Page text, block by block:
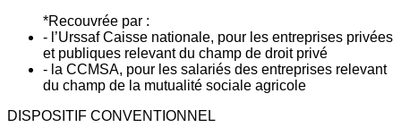
*Recouvrée par :
- l’Urssaf Caisse nationale, pour les entreprises privées
et publiques relevant du champ de droit privé
- la CCMSA, pour les salariés des entreprises relevant
du champ de la mutualité sociale agricole
DISPOSITIF CONVENTIONNEL